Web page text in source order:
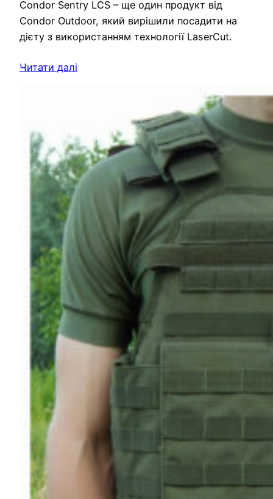
Condor Sentry LCS – ще один продукт від
Condor Outdoor, який вирішили посадити на
дієту з використанням технології LaserCut.
Читати далі